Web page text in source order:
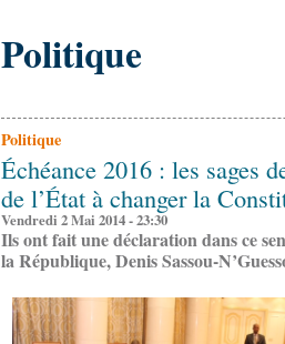
Politique
Politique
Échéance 2016 : les sages
de l’État à changer la
Vendredi 2 Mai 2014 - 23:30
Ils ont fait une déclaration dans ce
la République, Denis Sassou-